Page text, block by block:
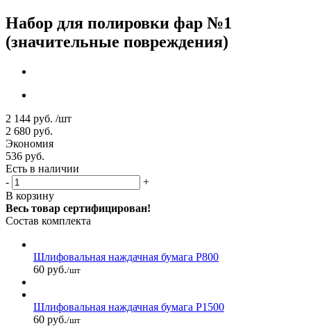
Набор для полировки фар №1
(значительные повреждения)
2 144 руб. /шт
2 680 руб.
Экономия
536 руб.
Есть в наличии
-
+
В корзину
Весь товар сертифицирован!
Состав комплекта
Шлифовальная наждачная бумага P800
60 руб./шт
Шлифовальная наждачная бумага P1500
60 руб./шт